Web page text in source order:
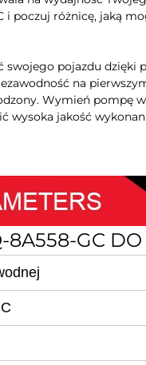
i poczuj różnicę, jaką
swojego pojazdu
na
Wymień pompę
wysoka jakość
GC DO